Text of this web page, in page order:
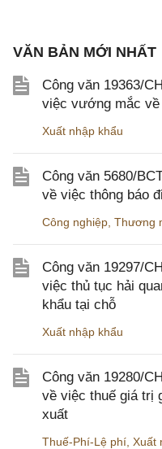
VĂN BẢN MỚI NHẤT
Công văn 19363/
việc vướng mắc
Xuất nhập khẩu
Công văn 5680/
về việc thông báo
Công nghiệp Thương
Công văn 19297/
việc thủ tục hải
khẩu tại chỗ
Xuất nhập khẩu
Công văn 19280/
về việc thuế giá trị
xuất
Thuế-Phí-Lệ phí Xuất